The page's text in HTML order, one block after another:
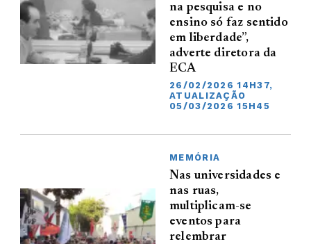
na pesquisa e no
ensino só faz sentido
em liberdade”,
adverte diretora da
ECA
26/02/2026 14H37,
ATUALIZAÇÃO
05/03/2026 15H45
MEMÓRIA
Nas universidades e
nas ruas,
multiplicam-se
eventos para
relembrar